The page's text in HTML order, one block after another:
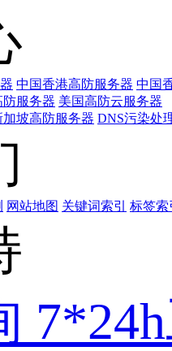
中国香港高防服务器 中国
防服务器 美国高防云服务器
加坡高防服务器 DNS污染处
网站地图 关键词索引 标签索